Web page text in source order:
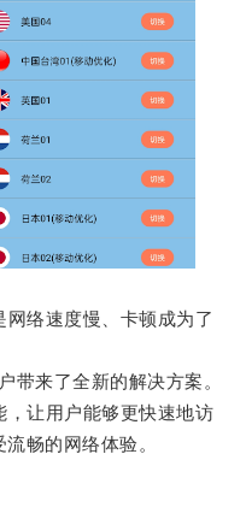
络速度慢、卡顿成为了
来了全新的解决方案。
让用户能够更快速地访
畅的网络体验。